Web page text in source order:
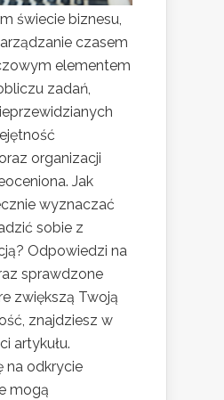
świecie biznesu,
czasem
elementem
zadań,
organizacji
Jak
wyznaczać
sobie z
Odpowiedzi na
sprawdzone
zwiększą Twoją
znajdziesz w
artykułu.
na odkrycie
mogą